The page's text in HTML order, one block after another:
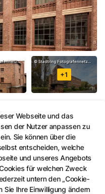
Webseite und das
der Nutzer anpassen zu
Sie können über die
entscheiden, welche
und unseres Angebots
für welchen Zweck
untern den „Cookie-
Sie Ihre Einwilligung ändern
+1
©Stadtring Fotografennetzwerk
teilen
teilen
Per Link teilen
in Gera, bw.pictures/Stadt Gera